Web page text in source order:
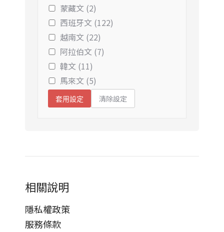
蒙藏文 (2)
西班牙文 (122)
越南文 (22)
阿拉伯文 (7)
韓文 (11)
馬來文 (5)
套用設定 清除設定
相關說明
隱私權政策
服務條款